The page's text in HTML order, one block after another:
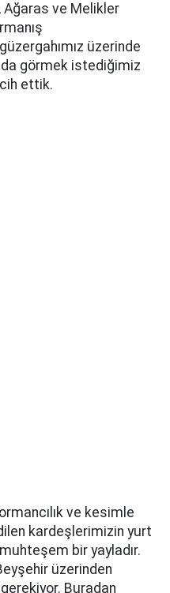
Ağaras ve Melikler
üzerinde
da görmek istediğimiz
ettik.
ve kesimle
kardeşlerimizin yurt
bir yayladır.
üzerinden
Buradan